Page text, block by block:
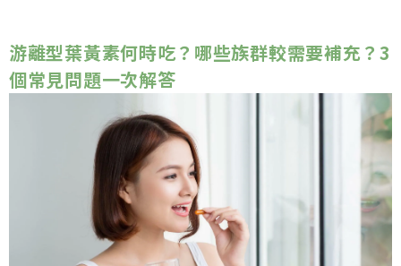
游離型葉黃素何時吃？哪些族群較需要補充？3
個常見問題一次解答